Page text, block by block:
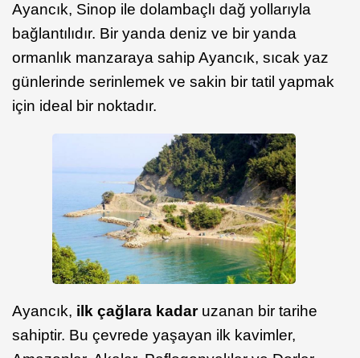
Ayancık, Sinop ile dolambaçlı dağ yollarıyla
bağlantılıdır. Bir yanda deniz ve bir yanda
ormanlık manzaraya sahip Ayancık, sıcak yaz
günlerinde serinlemek ve sakin bir tatil yapmak
için ideal bir noktadır.
Ayancık, ilk çağlara kadaruzanan bir tarihe
sahiptir. Bu çevrede yaşayan ilk kavimler,